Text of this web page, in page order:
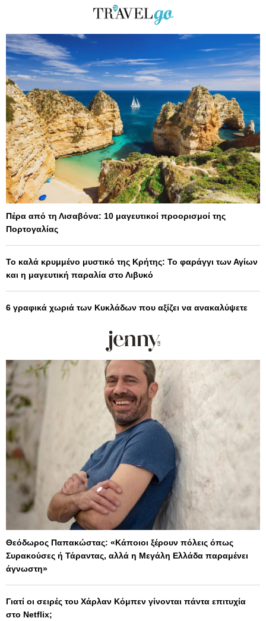
Πέρα από τη Λισαβόνα: 10 μαγευτικοί προορισμοί της
Πορτογαλίας
Το καλά κρυμμένο μυστικό της Κρήτης: Το φαράγγι των Αγίων
και η μαγευτική παραλία στο Λιβυκό
6 γραφικά χωριά των Κυκλάδων που αξίζει να ανακαλύψετε
Θεόδωρος Παπακώστας: «Κάποιοι ξέρουν πόλεις όπως
Συρακούσες ή Τάραντας, αλλά η Μεγάλη Ελλάδα παραμένει
άγνωστη»
Γιατί οι σειρές του Χάρλαν Κόμπεν γίνονται πάντα επιτυχία
στο Netflix;